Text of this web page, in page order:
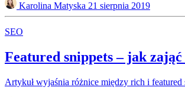
Karolina Matyska 21 sierpnia 2019
SEO
Featured snippets – jak
Artykuł wyjaśnia różnice między rich i